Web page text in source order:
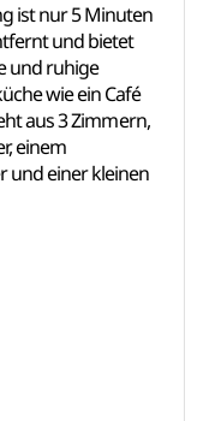
ist nur 5 Minuten
und bietet
und ruhige
wie ein Café
aus 3 Zimmern,
einem
und einer kleinen